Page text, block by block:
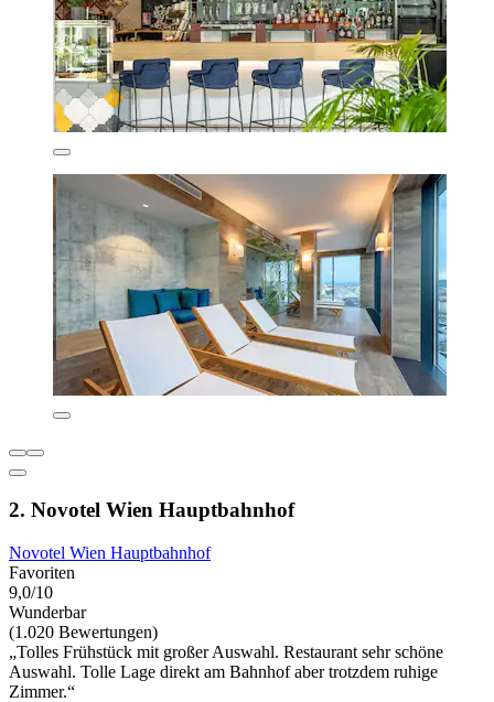
2. Novotel Wien Hauptbahnhof
Novotel Wien Hauptbahnhof
Favoriten
9,0/10
Wunderbar
(1.020 Bewertungen)
„Tolles Frühstück mit großer Auswahl. Restaurant sehr schöne
Auswahl. Tolle Lage direkt am Bahnhof aber trotzdem ruhige
Zimmer.“